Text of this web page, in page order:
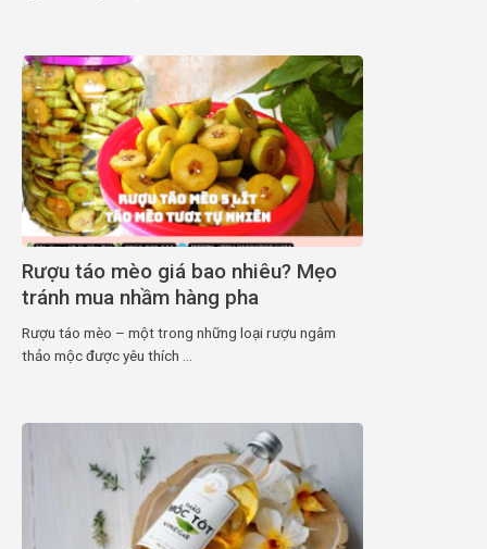
Rượu táo mèo giá bao nhiêu? Mẹo
tránh mua nhầm hàng pha
Rượu táo mèo – một trong những loại rượu ngâm
thảo mộc được yêu thích ...